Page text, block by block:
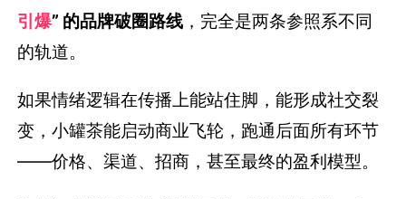
引爆” 的品牌破圈路线 ，完全是两条参照系不同
的轨道。
如果情绪逻辑在传播上能站住脚，能形成社交裂
变，小罐茶能启动商业飞轮，跑通后面所有环节
——价格、渠道、招商，甚至最终的盈利模型。